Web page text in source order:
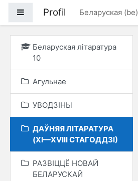
Side panel
Profil Беларуская ‎(be)‎
Беларуская літаратура
10
Агульнае
УВОДЗІНЫ
ДАЎНЯЯ ЛІТАРАТУРА
(XI—XVIII СТАГОДДЗІ)
РАЗВІЦЦЁ НОВАЙ
БЕЛАРУСКАЙ